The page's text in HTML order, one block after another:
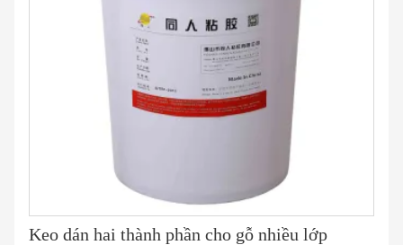
Keo dán hai thành phần cho gỗ nhiều lớp